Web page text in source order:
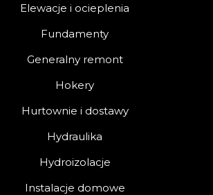
Elewacje i ocieplenia
Fundamenty
Generalny remont
Hokery
Hurtownie i dostawy
Hydraulika
Hydroizolacje
Instalacje domowe